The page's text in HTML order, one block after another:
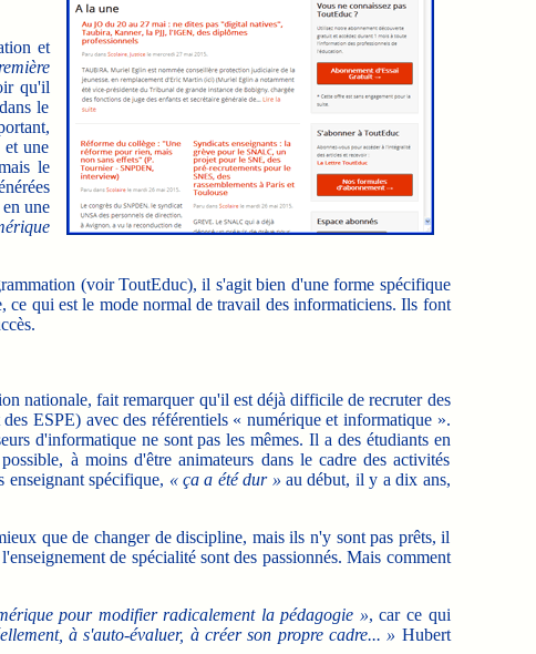
et
qu'il
le
et une
le
une
(voir ToutEduc), il s'agit bien d'une forme spécifique
ce qui est le mode normal de travail des informaticiens. Ils font
nationale, fait remarquer qu'il est déjà difficile de recruter des
ESPE) avec des référentiels « numérique et informatique ».
d'informatique ne sont pas les mêmes. Il a des étudiants en
à moins d'être animateurs dans le cadre des activités
enseignant spécifique, « ça a été dur » au début, il y a dix ans,
que de changer de discipline, mais ils n'y sont pas prêts, il
de spécialité sont des passionnés. Mais comment
pour modifier radicalement la pédagogie », car ce qui
à s'auto-évaluer, à créer son propre cadre... » Hubert